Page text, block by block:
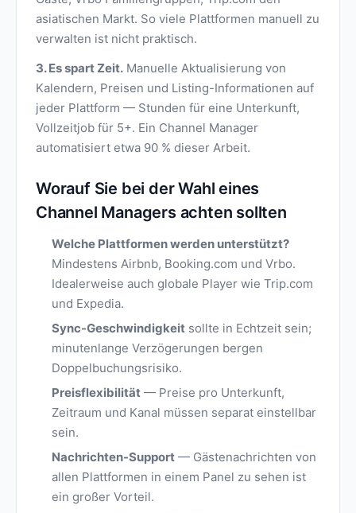
asiatischen Markt. So viele Plattformen manuell zu
verwalten ist nicht praktisch.
3. Es spart Zeit. Manuelle Aktualisierung von
Kalendern, Preisen und Listing-Informationen auf
jeder Plattform — Stunden für eine Unterkunft,
Vollzeitjob für 5+. Ein Channel Manager
automatisiert etwa 90 % dieser Arbeit.
Worauf Sie bei der Wahl eines
Channel Managers achten sollten
Welche Plattformen werden unterstützt?
Mindestens Airbnb, Booking.com und Vrbo.
Idealerweise auch globale Player wie Trip.com
und Expedia.
Sync-Geschwindigkeit sollte in Echtzeit sein;
minutenlange Verzögerungen bergen
Doppelbuchungsrisiko.
Preisflexibilität — Preise pro Unterkunft,
Zeitraum und Kanal müssen separat einstellbar
sein.
Nachrichten-Support — Gästenachrichten von
allen Plattformen in einem Panel zu sehen ist
ein großer Vorteil.